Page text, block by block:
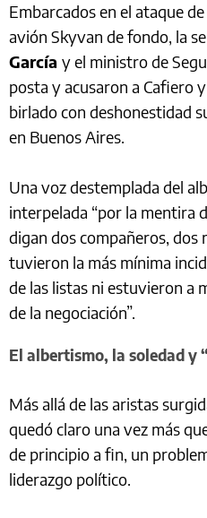
Embarcados en el ataque
avión Skyvan de fondo, la
García y el ministro de
posta y acusaron a Cafiero
birlado con deshonestidad
en Buenos Aires.
Una voz destemplada del
interpelada “por la mentira
digan dos compañeros, dos
tuvieron la más mínima
de las listas ni estuvieron a
de la negociación”.
El albertismo, la soledad y
Más allá de las aristas
quedó claro una vez más
de principio a fin, un
liderazgo político.